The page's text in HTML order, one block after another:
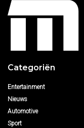
Categoriën
Entertainment
Nieuws
Automotive
Sport